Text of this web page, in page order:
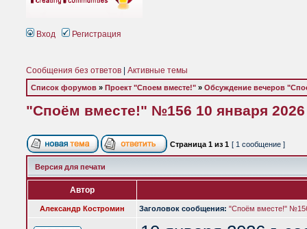
Вход Регистрация
Сообщения без ответов Активные темы
Список форумов » Проект "Споем вместе!" » Обсуждение вечеров
"Споём вместе!" №156 10 января 2026
Страница 1 из 1 [ 1 сообщение ]
Версия для печати
Автор
Александр Костромин Заголовок сообщения: "Споём вместе!"